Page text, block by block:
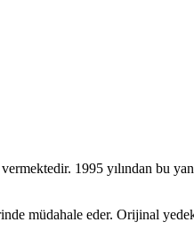
1995 yılından bu
müdahale eder. Orijinal